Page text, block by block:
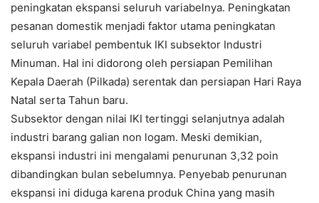
peningkatan ekspansi seluruh variabelnya. Peningkatan
pesanan domestik menjadi faktor utama peningkatan
seluruh variabel pembentuk IKI subsektor Industri
Minuman. Hal ini didorong oleh persiapan Pemilihan
Kepala Daerah (Pilkada) serentak dan persiapan Hari Raya
Natal serta Tahun baru.
Subsektor dengan nilai IKI tertinggi selanjutnya adalah
industri barang galian non logam. Meski demikian,
ekspansi industri ini mengalami penurunan 3,32 poin
dibandingkan bulan sebelumnya. Penyebab penurunan
ekspansi ini diduga karena produk China yang masih